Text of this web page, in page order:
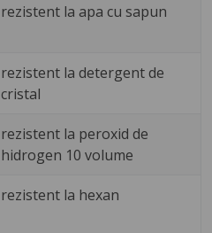
rezistent la apa cu sapun
rezistent la detergent de
cristal
rezistent la peroxid de
hidrogen 10 volume
rezistent la hexan